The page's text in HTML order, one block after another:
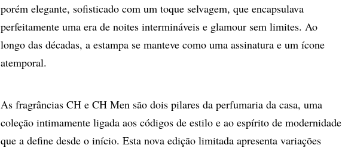
porém elegante, sofisticado com um toque selvagem, que encapsulava
perfeitamente uma era de noites intermináveis e glamour sem limites. Ao
longo das décadas, a estampa se manteve como uma assinatura e um ícone
atemporal.
As fragrâncias CH e CH Men são dois pilares da perfumaria da casa, uma
coleção intimamente ligada aos códigos de estilo e ao espírito de modernidade
que a define desde o início. Esta nova edição limitada apresenta variações